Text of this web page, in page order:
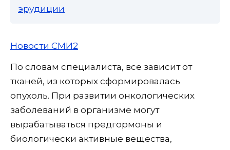
эрудиции
Новости СМИ2
По словам специалиста, все зависит от
тканей, из которых сформировалась
опухоль. При развитии онкологических
заболеваний в организме могут
вырабатываться предгормоны и
биологически активные вещества,